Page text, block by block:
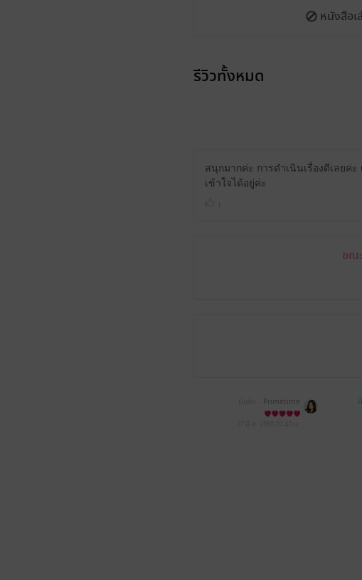
หนังสือเ
รีวิวทั้งหมด
สนุกมากค่ะ การดำเนินเรื่องดีเลยค่
เข้าใจได้อยู่ค่ะ
ขณ
Primetime